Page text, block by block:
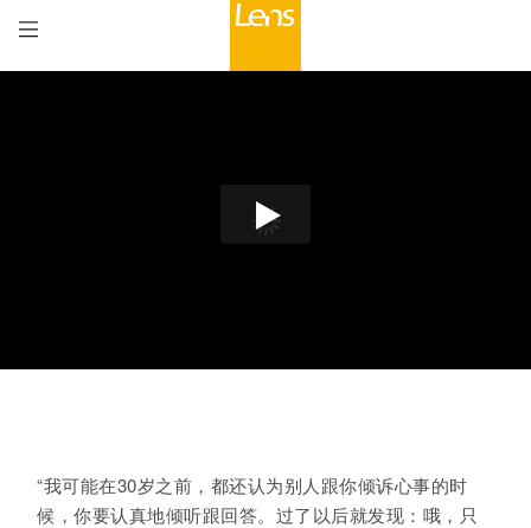
“我可能在30岁之前，都还认为别人跟你倾诉心事的时
候，你要认真地倾听跟回答。过了以后就发现：哦，只